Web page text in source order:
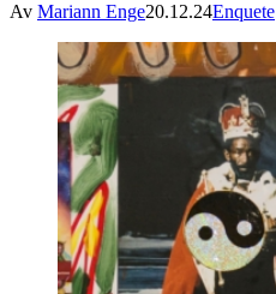
Av Mariann Enge20.12.24Enquete